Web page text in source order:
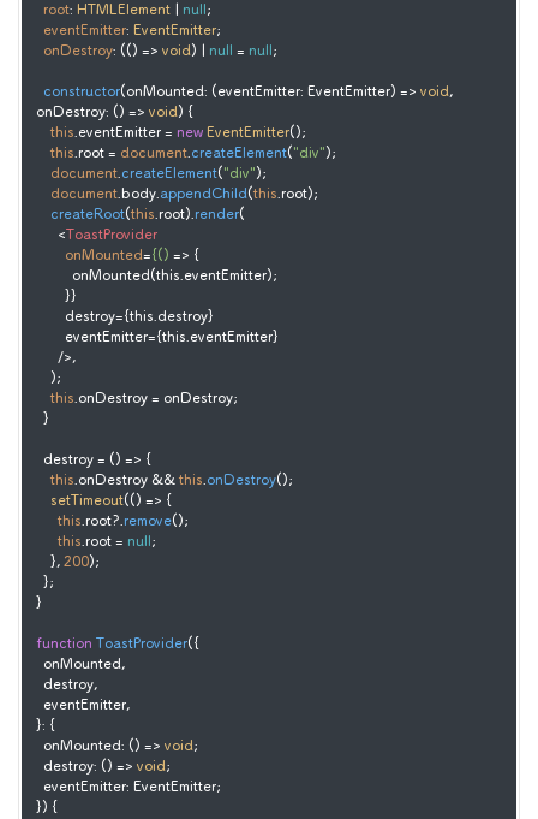
root: HTMLElement | null ;
eventEmitter: EventEmitter;
onDestroy: (() => void) | null = null ;
constructor(onMounted: (eventEmitter: EventEmitter) => void,
onDestroy: () => void) {
this.eventEmitter = new EventEmitter();
this.root = document.createElement("div");
document.createElement("div");
document.body.appendChild(this.root);
createRoot(this.root).render(
< ToastProvider
onMounted={() => {
      />
,
this.onDestroy = onDestroy;
  destroy =
() => {
this.onDestroy && this.onDestroy();
setTimeout(() => {
this.root?.remove();
this.root = null ;
    },
200);
}
function ToastProvider({
}: {
  onMounted: () =>
void;
  destroy: () =>
void;
}) {